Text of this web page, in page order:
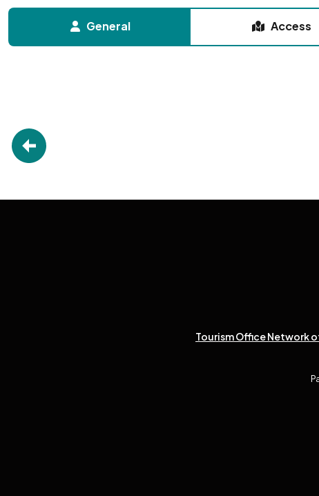
General Access
Tourism Office Network